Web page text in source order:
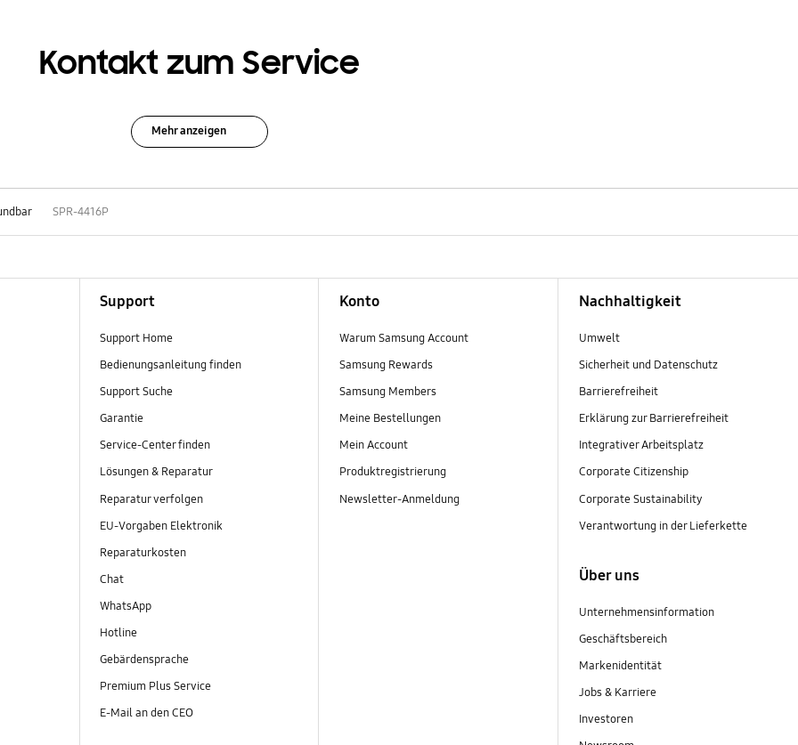
Kontakt zum Service
Mehr anzeigen
SPR-4416P
Support
Support Home
Bedienungsanleitung finden
Support Suche
Garantie
Service-Center finden
Lösungen & Reparatur
Reparatur verfolgen
EU-Vorgaben Elektronik
Reparaturkosten
Chat
WhatsApp
Hotline
Gebärdensprache
Premium Plus Service
E-Mail an den CEO
Konto
Warum Samsung Account
Samsung Rewards
Samsung Members
Meine Bestellungen
Mein Account
Produktregistrierung
Newsletter-Anmeldung
Nachhaltigkeit
Umwelt
Sicherheit und Datenschutz
Barrierefreiheit
Erklärung zur Barrierefreiheit
Integrativer Arbeitsplatz
Corporate Citizenship
Corporate Sustainability
Verantwortung in der Lieferkette
Über uns
Unternehmensinformation
Geschäftsbereich
Markenidentität
Jobs & Karriere
Investoren